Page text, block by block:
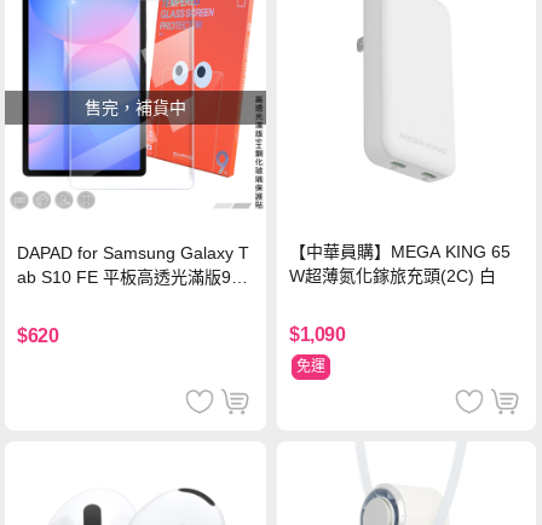
售完，補貨中
DAPAD for Samsung Galaxy T
ab S10 FE 平板高透光滿版9H
$620
【中華員購】MEGA KING 65
W超薄氮化鎵旅充頭(2C) 白
$1,090
免運